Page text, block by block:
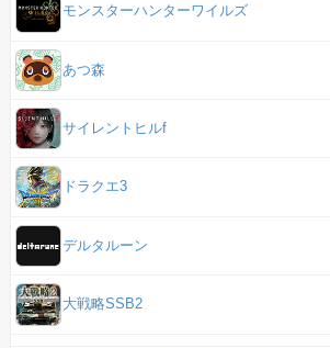
モンスターハンターワイルズ
あつ森
サイレントヒルf
ドラクエ3
デルタルーン
大戦略SSB2